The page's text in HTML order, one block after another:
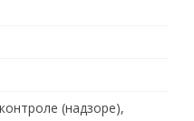
(надзоре),